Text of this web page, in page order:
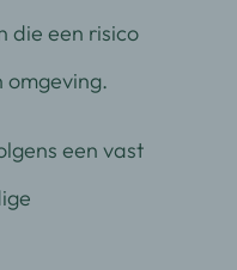
die een risico
omgeving.
een vast